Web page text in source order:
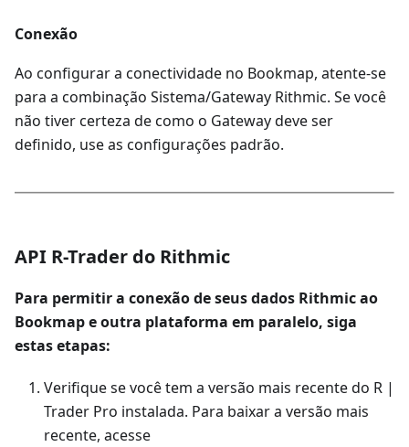
Conexão
Ao configurar a conectividade no Bookmap, atente-se
para a combinação Sistema/Gateway Rithmic. Se você
não tiver certeza de como o Gateway deve ser
definido, use as configurações padrão.
API R-Trader do Rithmic
Para permitir a conexão de seus dados Rithmic ao
Bookmap e outra plataforma em paralelo, siga
estas etapas:
Verifique se você tem a versão mais recente do R |
Trader Pro instalada. Para baixar a versão mais
recente, acesse